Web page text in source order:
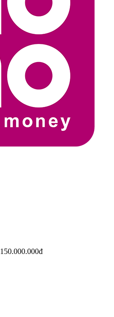
150.000.000đ